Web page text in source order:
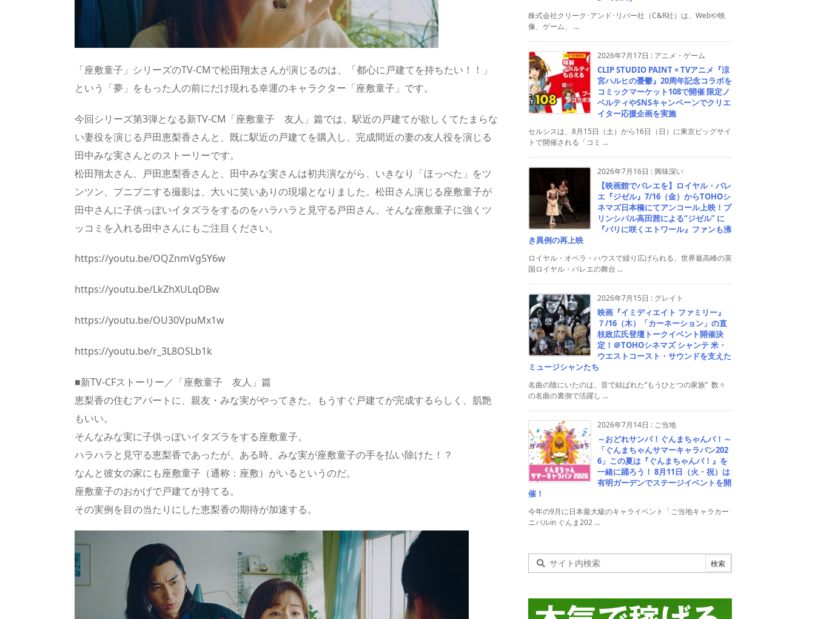
「座敷童子」シリーズのTV-CMで松田翔太さんが演じるのは、「都心に戸建てを持ちたい！！」
という「夢」をもった人の前にだけ現れる幸運のキャラクター「座敷童子」です。
今回シリーズ第3弾となる新TV-CM「座敷童子 友人」篇では、駅近の戸建てが欲しくてたまらな
い妻役を演じる戸田恵梨香さんと、既に駅近の戸建てを購入し、完成間近の妻の友人役を演じる
田中みな実さんとのストーリーです。
松田翔太さん、戸田恵梨香さんと、田中みな実さんは初共演ながら、いきなり「ほっぺた」をツ
ンツン、プニプニする撮影は、大いに笑いありの現場となりました。松田さん演じる座敷童子が
田中さんに子供っぽいイタズラをするのをハラハラと見守る戸田さん、そんな座敷童子に強くツ
ッコミを入れる田中さんにもご注目ください。
https://youtu.be/OQZnmVg5Y6w
https://youtu.be/LkZhXULqDBw
https://youtu.be/OU30VpuMx1w
https://youtu.be/r_3L8OSLb1k
■新TV-CFストーリー／「座敷童子 友人」篇
恵梨香の住むアパートに、親友・みな実がやってきた。もうすぐ戸建てが完成するらしく、肌艶
もいい。
そんなみな実に子供っぽいイタズラをする座敷童子。
ハラハラと見守る恵梨香であったが、ある時、みな実が座敷童子の手を払い除けた！？
なんと彼女の家にも座敷童子（通称：座敷）がいるというのだ。
座敷童子のおかげで戸建てが持てる。
その実例を目の当たりにした恵梨香の期待が加速する。
株式会社クリーク･アンド･リバー社（C&R社）は、Webや映
像、ゲーム、 ...
2026年7月17日 : アニメ・ゲーム
CLIP STUDIO PAINT × TVアニメ『涼
宮ハルヒの憂鬱』20周年記念コラボを
コミックマーケット108で開催 限定ノ
ベルティやSNSキャンペーンでクリエ
イター応援企画を実施
セルシスは、8月15日（土）から16日（日）に東京ビッグサイ
トで開催される「コミ ...
2026年7月16日 :興味深い
【映画館でバレエを】ロイヤル・バレ
エ『ジゼル』7/16（金）からTOHOシ
ネマズ日本橋にてアンコール上映！プ
リンシパル高田茜による“ジゼル” に
『パリに咲くエトワール』ファンも沸
き異例の再上映
ロイヤル・オペラ・ハウスで繰り広げられる、世界最高峰の英
国ロイヤル・バレエの舞台 ...
2026年7月15日 : グレイト
映画『イミディエイト ファミリー』
７/16（木）「カーネーション」の直
枝政広氏登壇トークイベント開催決
定！＠TOHOシネマズ シャンテ 米・
ウエストコースト・サウンドを支えた
ミュージシャンたち
名曲の陰にいたのは、音で結ばれた“もうひとつの家族” 数々
の名曲の裏側で活躍し ...
2026年7月14日 : ご当地
～おどれサンバ！ぐんまちゃんバ！～
「ぐんまちゃんサマーキャラバン202
6」この夏は『ぐんまちゃんバ！』を
一緒に踊ろう！ 8月11日（火・祝）は
有明ガーデンでステージイベントを開
催！
今年の9月に日本最大級のキャライベント「ご当地キャラカー
ニバルin ぐんま202 ...